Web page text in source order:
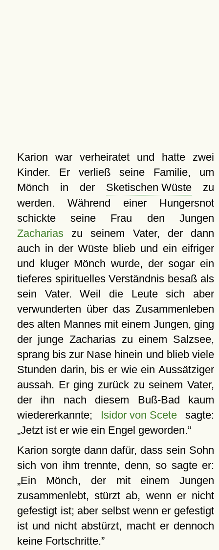
Karion war verheiratet und hatte zwei
Kinder. Er verließ seine Familie, um
Mönch in der Sketischen Wüstezu
werden. Während einer Hungersnot
schickte seine Frau den Jungen
Zachariaszu seinem Vater, der dann
auch in der Wüste blieb und ein eifriger
und kluger Mönch wurde, der sogar ein
tieferes spirituelles Verständnis besaß als
sein Vater. Weil die Leute sich aber
verwunderten über das Zusammenleben
des alten Mannes mit einem Jungen, ging
der junge Zacharias zu einem Salzsee,
sprang bis zur Nase hinein und blieb viele
Stunden darin, bis er wie ein Aussätziger
aussah. Er ging zurück zu seinem Vater,
der ihn nach diesem Buß-Bad kaum
wiedererkannte; Isidor von Scetesagte:
Jetzt ist er wie ein Engel geworden.
Karion sorgte dann dafür, dass sein Sohn
sich von ihm trennte, denn, so sagte er:
Ein Mönch, der mit einem Jungen
zusammenlebt, stürzt ab, wenn er nicht
gefestigt ist; aber selbst wenn er gefestigt
ist und nicht abstürzt, macht er dennoch
keine Fortschritte.